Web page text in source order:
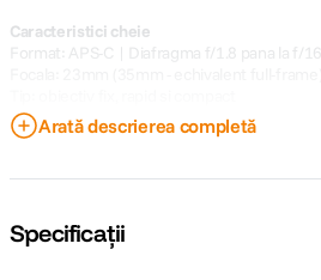
Caracteristici cheie
Format: APS-C | Diafragma f/1.8 pana la f/16
Motor: autofocus STM
Optica: elemente High Index si ED
Arată descrierea completă
Specificații